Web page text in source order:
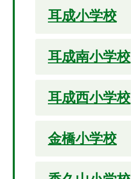
耳成小学校
耳成南小学校
耳成西小学校
金橋小学校